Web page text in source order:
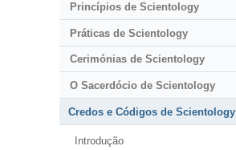
Princípios de Scientology
Práticas de Scientology
Cerimónias de Scientology
O Sacerdócio de Scientology
Credos e Códigos de Scientology
Introdução